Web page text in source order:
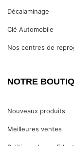
Décalaminage
Clé Automobile
Nos centres de
NOTRE
Nouveaux produits
Meilleures ventes